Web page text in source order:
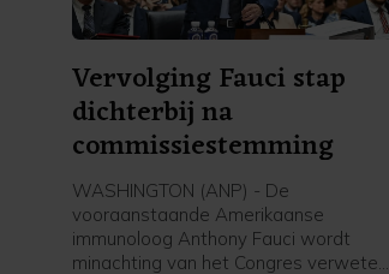
Vervolging Fauci stap
dichterbij na
commissiestemming
WASHINGTON (ANP) - De
vooraanstaande Amerikaanse
immunoloog Anthony Fauci wordt
minachting van het Congres verweten.